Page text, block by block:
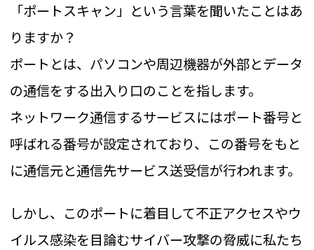
「ポートスキャン」という言葉を聞いたことはあ
りますか？
ポートとは、パソコンや周辺機器が外部とデータ
の通信をする出入り口のことを指します。
ネットワーク通信するサービスにはポート番号と
呼ばれる番号が設定されており、この番号をもと
に通信元と通信先サービス送受信が行われます。
しかし、このポートに着目して不正アクセスやウ
イルス感染を目論むサイバー攻撃の脅威に私たち